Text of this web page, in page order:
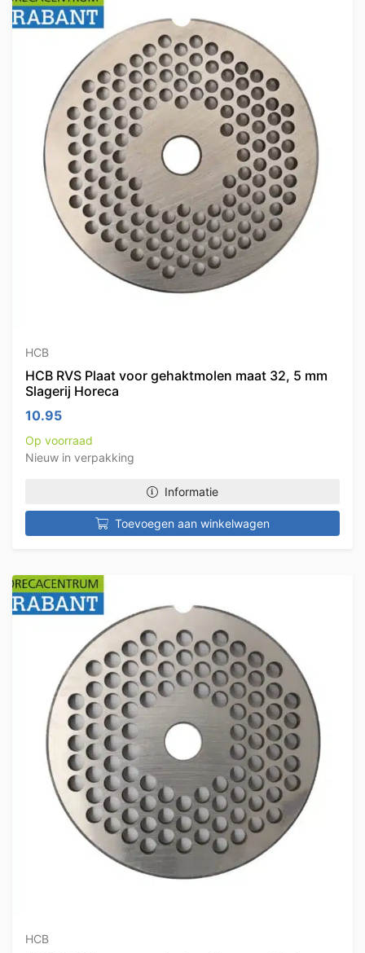
HCB
HCB RVS Plaat voor gehaktmolen maat 32, 5 mm
Slagerij Horeca
10.95
Op voorraad
Nieuw in verpakking
Informatie
Toevoegen aan winkelwagen
HCB